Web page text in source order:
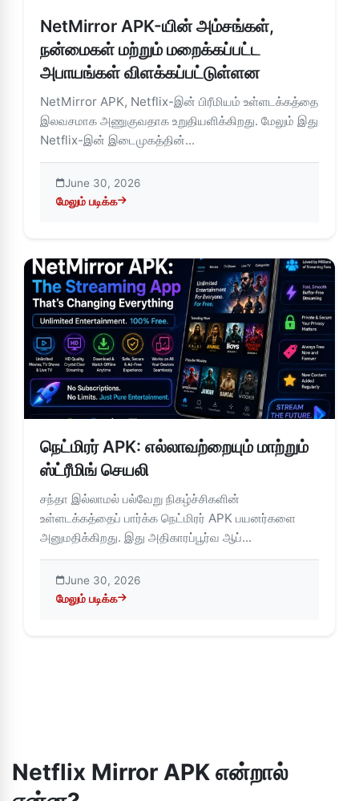
NetMirror APK-யின் அம்சங்கள்,
நன்மைகள் மற்றும் மறைக்கப்பட்ட
அபாயங்கள் விளக்கப்பட்டுள்ளன
NetMirror APK, Netflix-இன் பிரீமியம் உள்ளடக்கத்தை
இலவசமாக அணுகுவதாக உறுதியளிக்கிறது. மேலும் இது
Netflix-இன் இடைமுகத்தின்...
June 30, 2026
மேலும் படிக்க
about NetMirror APK-யின் அம்சங்கள், நன்மைகள் மற்றும்
நெட்மிரர் APK: எல்லாவற்றையும் மாற்றும்
ஸ்ட்ரீமிங் செயலி
சந்தா இல்லாமல் பல்வேறு நிகழ்ச்சிகளின்
உள்ளடக்கத்தைப் பார்க்க நெட்மிரர் APK பயனர்களை
அனுமதிக்கிறது. இது அதிகாரப்பூர்வ ஆப்...
June 30, 2026
மேலும் படிக்க
about நெட்மிரர் APK: எல்லாவற்றையும் மாற்றும் ஸ்ட்ரீமிங் செயலி
Netflix Mirror APK என்றால்